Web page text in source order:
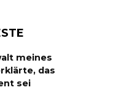
meines
das
sei